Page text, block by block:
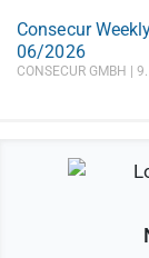
Consecur
06/2026
CONSECUR GMBH